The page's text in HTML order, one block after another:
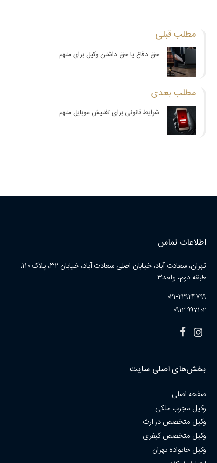
مطلب قبلی
حق دفاع یا حق داشتن وکیل برای متهم
مطلب بعدی
شرایط قانونی برای تفتیش موبایل متهم
اطلاعات تماس
تهران، سعادت آباد، خیابان اصلی سعادت آباد، خیابان ۳۲، پلاک ۱۱۰،
طبقه دوم، واحد۳
۰۲۱-۲۲۹۲۴۷۹۹
۰۹۱۲۱۹۹۷۱۰۲
بخش‌های اصلی سایت
صفحه اصلی
وکیل مجرب ملکی
وکیل متخصص در ارث
وکیل متخصص کیفری
وکیل خانواده تهران